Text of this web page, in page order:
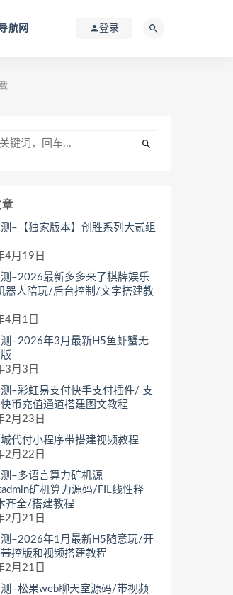
航网 登录
章
–【独家版本】创胜系列大贰组
4月19日
–2026最新多多来了棋牌娱乐
器人陪玩/后台控制/文字搭建教
4月1日
–2026年3月最新H5鱼虾蟹无
3月3日
–彩虹易支付快手支付插件/ 支
币充值通道搭建图文教程
2月23日
代付小程序带搭建视频教程
2月22日
–多语言算力矿机源
矿机算力源码/FIL线性释
齐全/搭建教程
2月21日
测–2026年1月最新H5随意玩/开
控版和视频搭建教程
2月21日
–松果web聊天室源码/带视频